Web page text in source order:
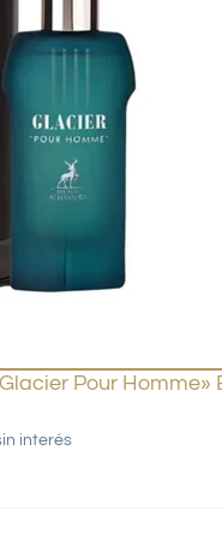
Pour Homme»
interés